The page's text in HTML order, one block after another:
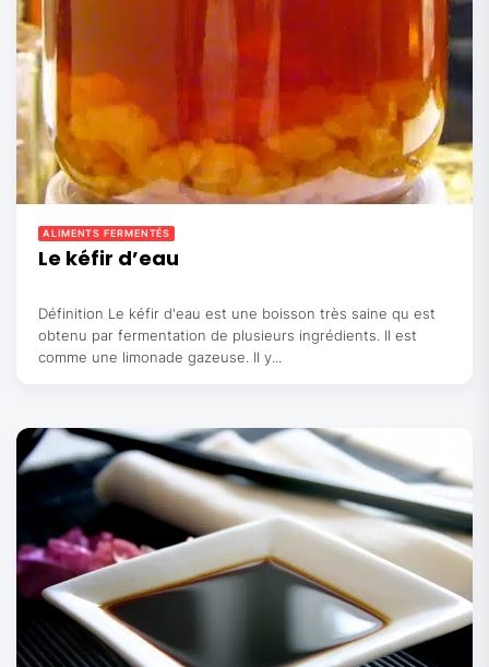
ALIMENTS FERMENTÉS
Le kéfir d’eau
Définition Le kéfir d'eau est une boisson très saine qu est
obtenu par fermentation de plusieurs ingrédients. Il est
comme une limonade gazeuse. Il y...